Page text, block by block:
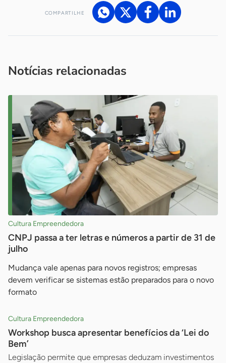
COMPARTILHE
Notícias relacionadas
Cultura Empreendedora
CNPJ passa a ter letras e números a partir de 31 de
julho
Mudança vale apenas para novos registros; empresas
devem verificar se sistemas estão preparados para o novo
formato
Cultura Empreendedora
Workshop busca apresentar benefícios da ‘Lei do
Bem’
Legislação permite que empresas deduzam investimentos